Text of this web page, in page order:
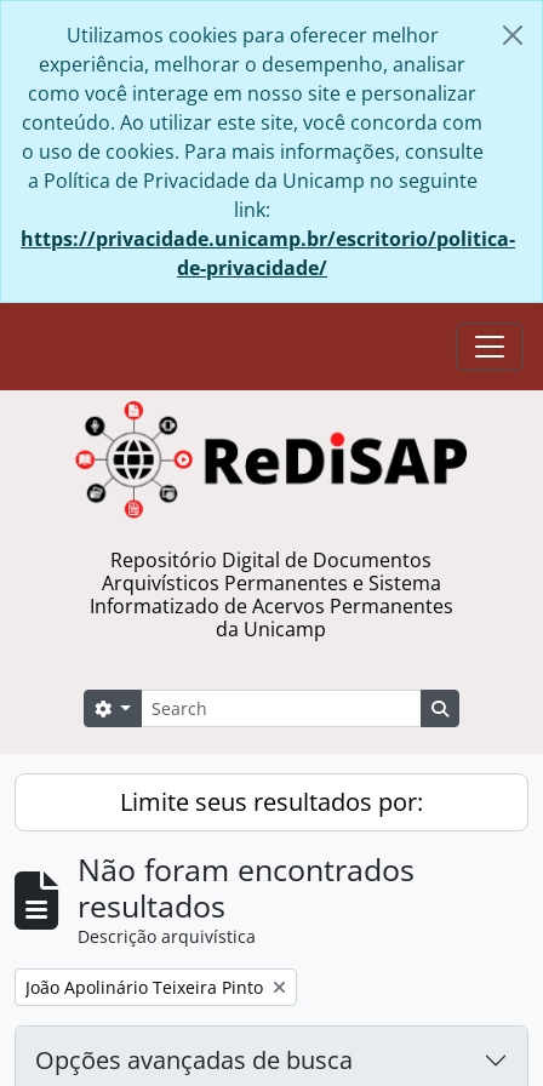
Utilizamos cookies para oferecer melhor
experiência, melhorar o desempenho, analisar
como você interage em nosso site e personalizar
conteúdo. Ao utilizar este site, você concorda com
o uso de cookies. Para mais informações, consulte
a Política de Privacidade da Unicamp no seguinte
link:
https://privacidade.unicamp.br/escritorio/politica-
de-privacidade/
Repositório Digital de Documentos
Arquivísticos Permanentes e Sistema
Informatizado de Acervos Permanentes
da Unicamp
Buscar
Opções de busca
Limite seus resultados por:
Não foram encontrados
resultados
Descrição arquivística
Remover filtro:
João Apolinário Teixeira Pinto
Opções avançadas de busca